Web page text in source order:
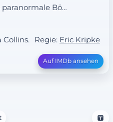
Böse
Nebenstraßen
die
jede Art von
Collins. Regie: Eric Kripke
Auf IMDb ansehen